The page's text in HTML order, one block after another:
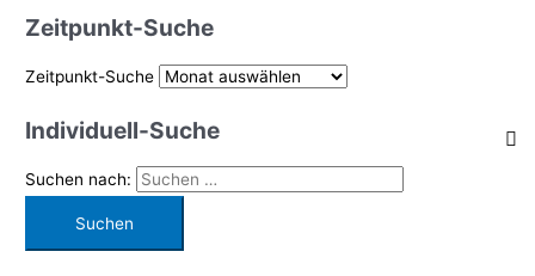
Zeitpunkt-Suche
Zeitpunkt-Suche
Individuell-Suche
Suchen nach: